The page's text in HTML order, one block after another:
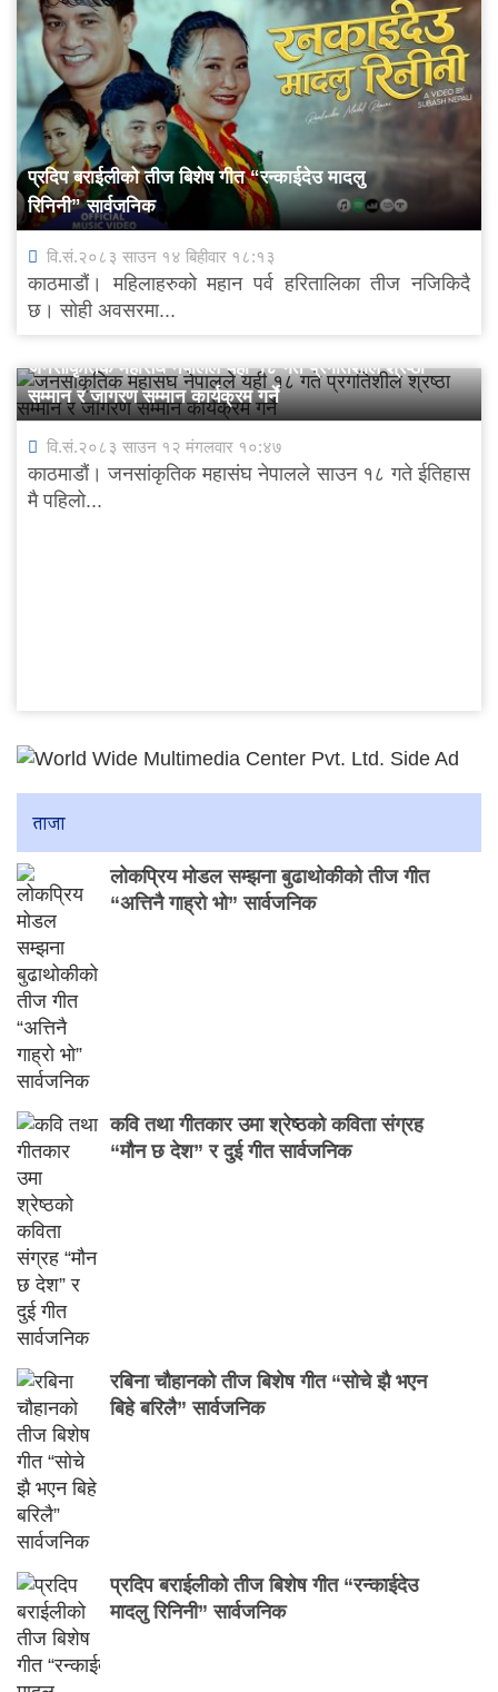
प्रदिप बराईलीको तीज बिशेष गीत “रन्काईदेउ मादलु
रिनिनी” सार्वजनिक
वि.सं.२०८३ साउन १४ बिहीवार १८:१३
काठमाडौं। महिलाहरुको महान पर्व हरितालिका तीज नजिकिदै
छ। सोही अवसरमा...
जनसांकृतिक महासंघ नेपालले यही १८ गते प्रगतिशील श्रष्ठा
सम्मान र जागरण सम्मान कार्यक्रम गर्ने
वि.सं.२०८३ साउन १२ मंगलवार १०:४७
काठमाडौं। जनसांकृतिक महासंघ नेपालले साउन १८ गते ईतिहास
मै पहिलो...
ताजा
लोकप्रिय मोडल सम्झना बुढाथोकीको तीज गीत
“अत्तिनै गाह्रो भो” सार्वजनिक
कवि तथा गीतकार उमा श्रेष्ठको कविता संग्रह
“मौन छ देश” र दुई गीत सार्वजनिक
रबिना चौहानको तीज बिशेष गीत “सोचे झै भएन
बिहे बरिलै” सार्वजनिक
प्रदिप बराईलीको तीज बिशेष गीत “रन्काईदेउ
मादलु रिनिनी” सार्वजनिक